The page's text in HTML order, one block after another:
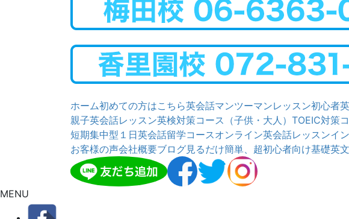
ホーム初めての方はこちら英会話マンツーマンレッスン初心者
親子英会話レッスン英検対策コース（子供・大人） TOEIC対策
短期集中型１日英会話留学コースオンライン英会話レッスンイ
お客様の声会社概要ブログ見るだけ簡単、超初心者向け基礎英
MENU